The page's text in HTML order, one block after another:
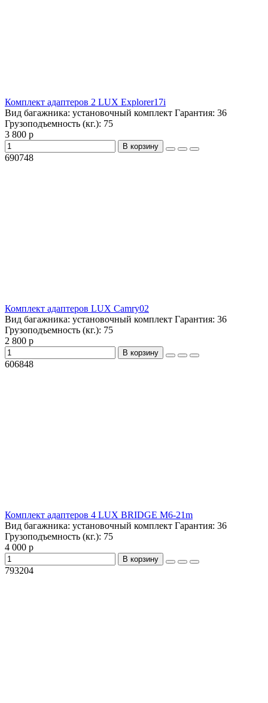
Комплект адаптеров 2 LUX Explorer17i
Вид багажника: установочный комплект Гарантия: 36
Грузоподъемность (кг.): 75
3 800 р
В корзину
690748
Комплект адаптеров LUX Camry02
Вид багажника: установочный комплект Гарантия: 36
Грузоподъемность (кг.): 75
2 800 р
В корзину
606848
Комплект адаптеров 4 LUX BRIDGE M6-21m
Вид багажника: установочный комплект Гарантия: 36
Грузоподъемность (кг.): 75
4 000 р
В корзину
793204